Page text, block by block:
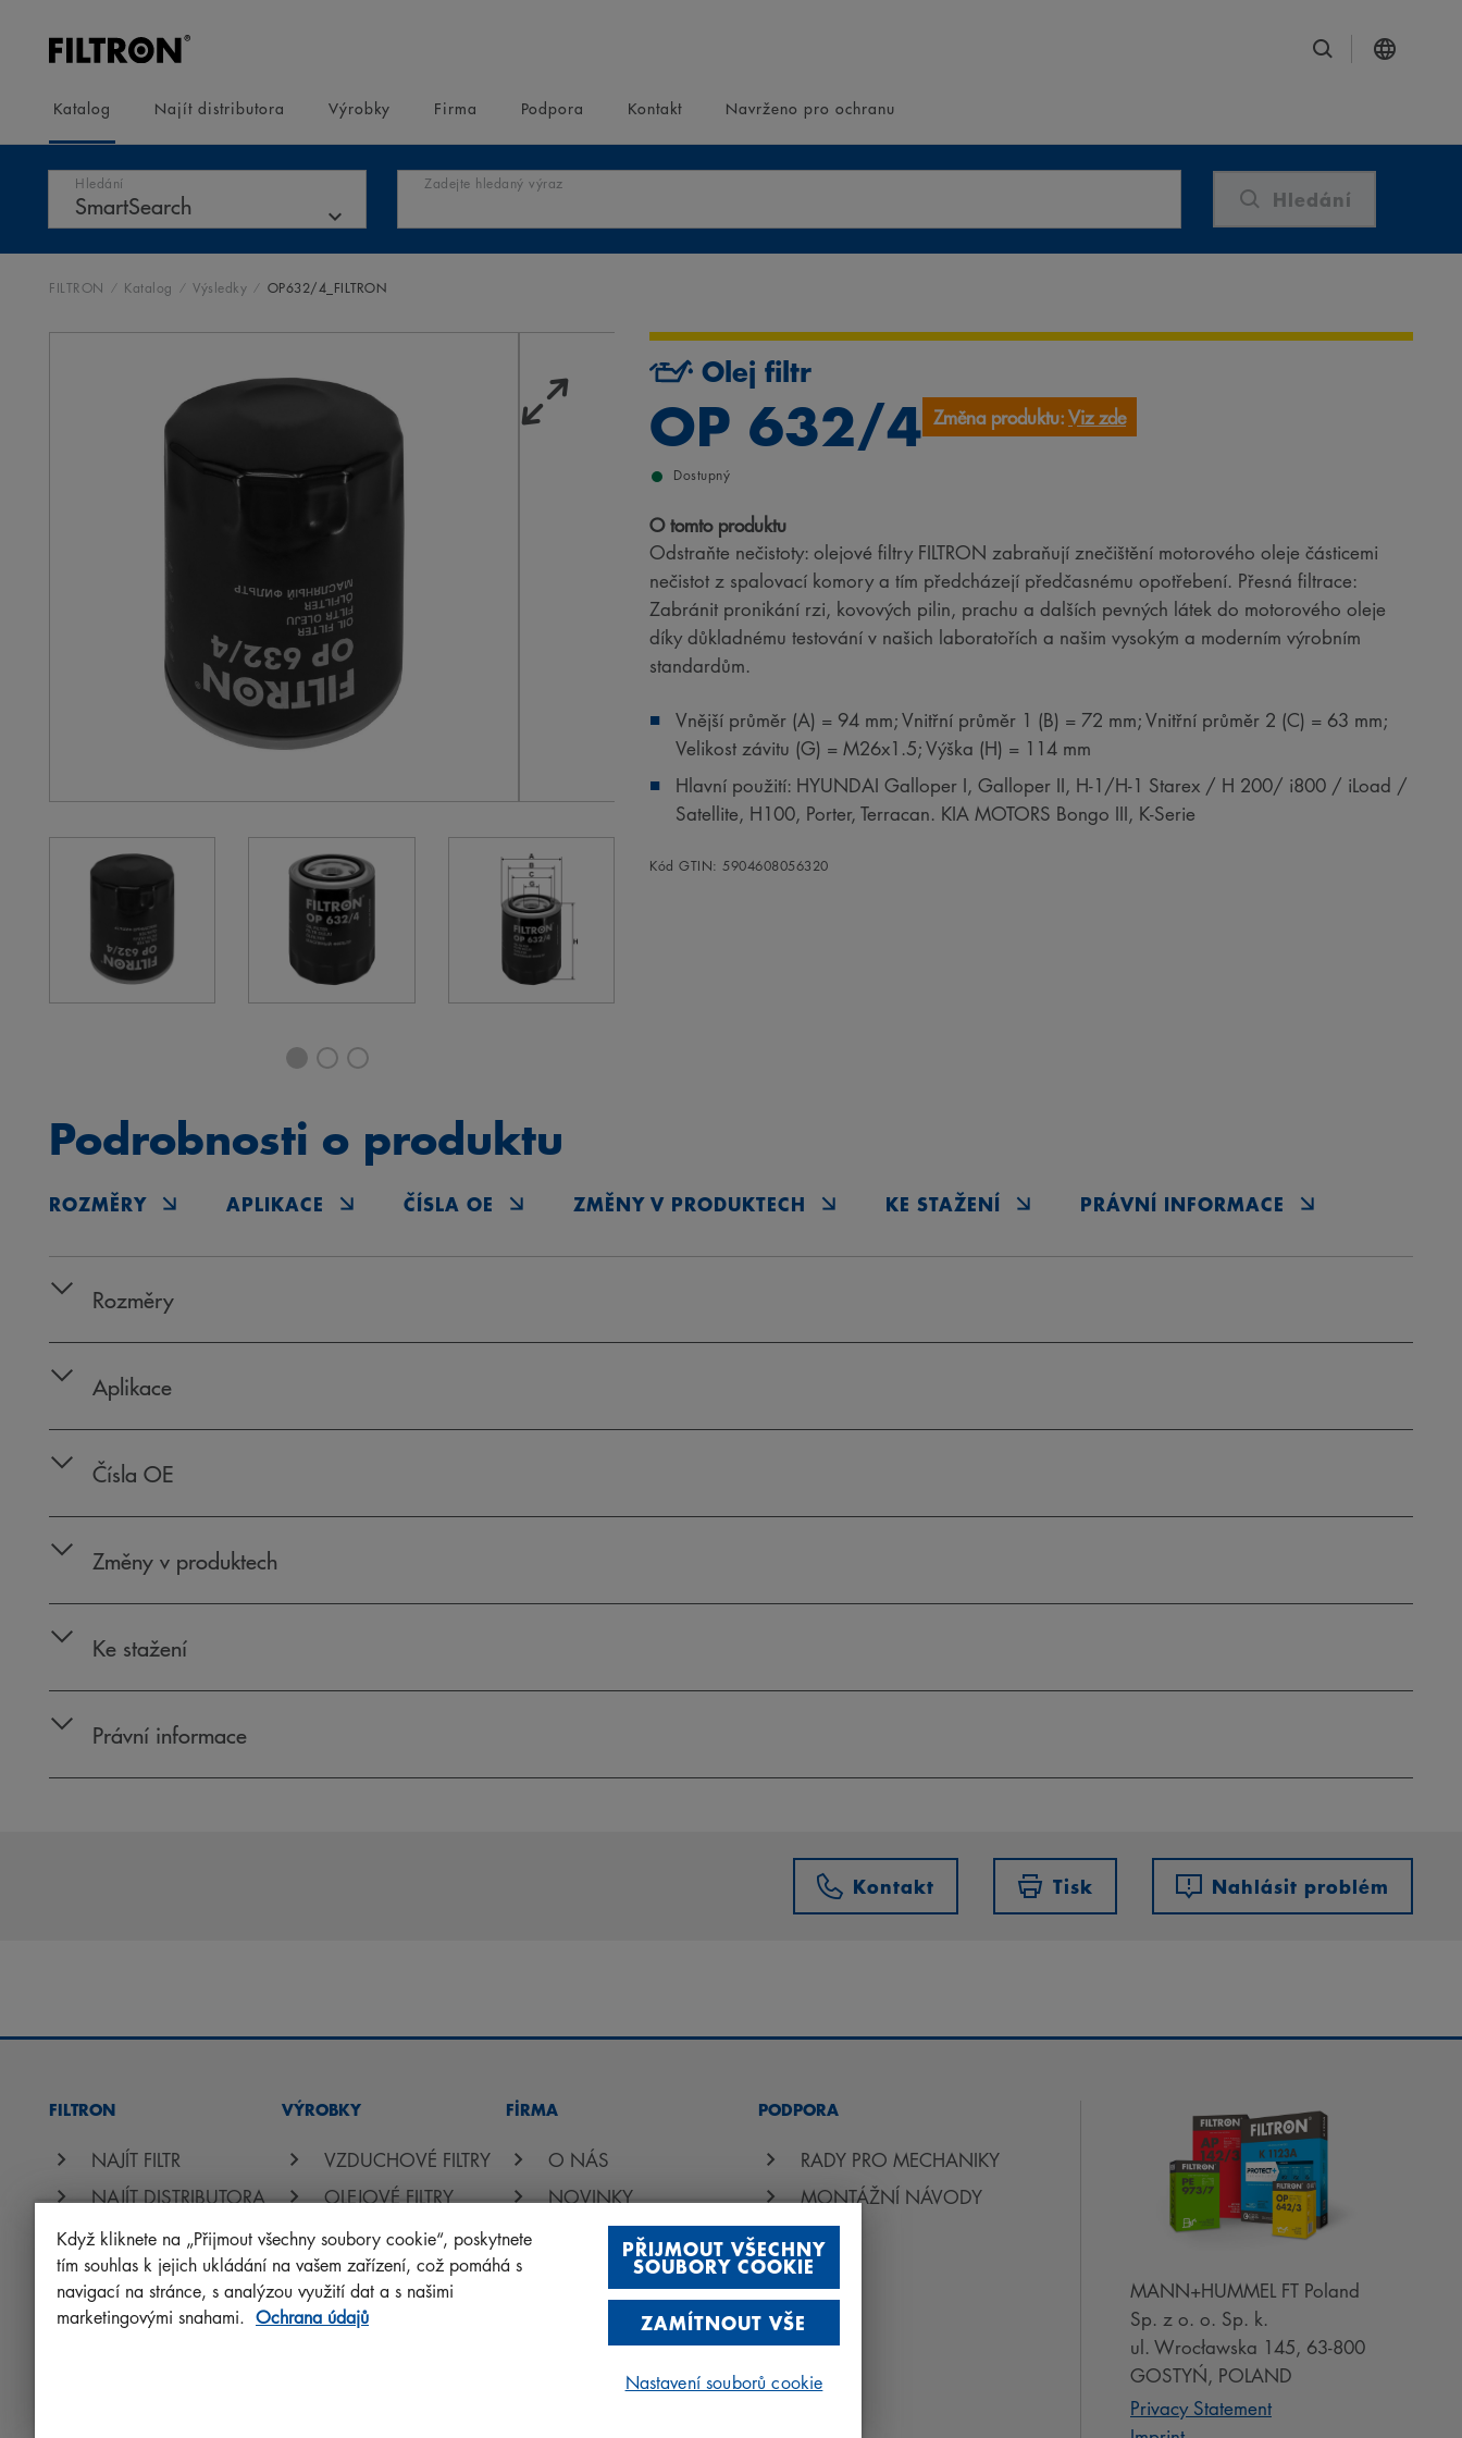
Katalog Najít distributora Výrobky Firma Podpora Kontakt Navrženo pro ochranu
Hledání Zadejte hledaný výraz
Hledání
FILTRON Katalog Výsledky OP632/4_FILTRON
Olej filtr
OP 632/4 Změna produktu:Viz zde
Dostupný
O tomto produktu
Odstraňte nečistoty: olejové filtry FILTRON zabraňují znečištění motorového oleje částicemi
nečistot z spalovací komory a tím předcházejí předčasnému opotřebení. Přesná filtrace:
Zabránit pronikání rzi, kovových pilin, prachu a dalších pevných látek do motorového oleje
díky důkladnému testování v našich laboratořích a našim vysokým a moderním výrobním
standardům.
Vnější průměr (A) = 94 mm; Vnitřní průměr 1 (B) = 72 mm; Vnitřní průměr 2 (C) = 63 mm;
Velikost závitu (G) = M26x1.5; Výška (H) = 114 mm
Hlavní použití: HYUNDAI Galloper I, Galloper II, H-1/H-1 Starex / H 200/ i800 / iLoad /
Satellite, H100, Porter, Terracan. KIA MOTORS Bongo III, K-Serie
Kód GTIN: 5904608056320
Podrobnosti o produktu
ROZMĚRY APLIKACE ČÍSLA OE ZMĚNY V PRODUKTECH KE STAŽENÍ PRÁVNÍ INFORMACE
Rozměry
Aplikace
Čísla OE
Změny v produktech
Ke stažení
Právní informace
Kontakt Tisk Nahlásit problém
FILTRON
NAJÍT FILTR
NAJÍT DISTRIBUTORA
AKADEMIE FILTRON
VÝROBKY
VZDUCHOVÉ FILTRY
OLEJOVÉ FILTRY
PALIVOVÉ FILTRY
KABINOVÉ FILTRY
OSTATNÍ FILTRY
FİRMA
O NÁS
NOVINKY
MATERIÁLY KE STAŽENÍ
PODPORA
RADY PRO MECHANIKY
MONTÁŽNÍ NÁVODY
FAQ
MANN+HUMMEL FT Poland
Sp. z o. o. Sp. k.
ul. Wrocławska 145, 63-800
GOSTYŃ, POLAND
Privacy Statement
Když kliknete na „Přijmout všechny soubory cookie“, poskytnete
tím souhlas k jejich ukládání na vašem zařízení, což pomáhá s
navigací na stránce, s analýzou využití dat a s našimi
marketingovými snahami. Ochrana údajů
PŘIJMOUT VŠECHNY
SOUBORY COOKIE
ZAMÍTNOUT VŠE
Nastavení souborů cookie